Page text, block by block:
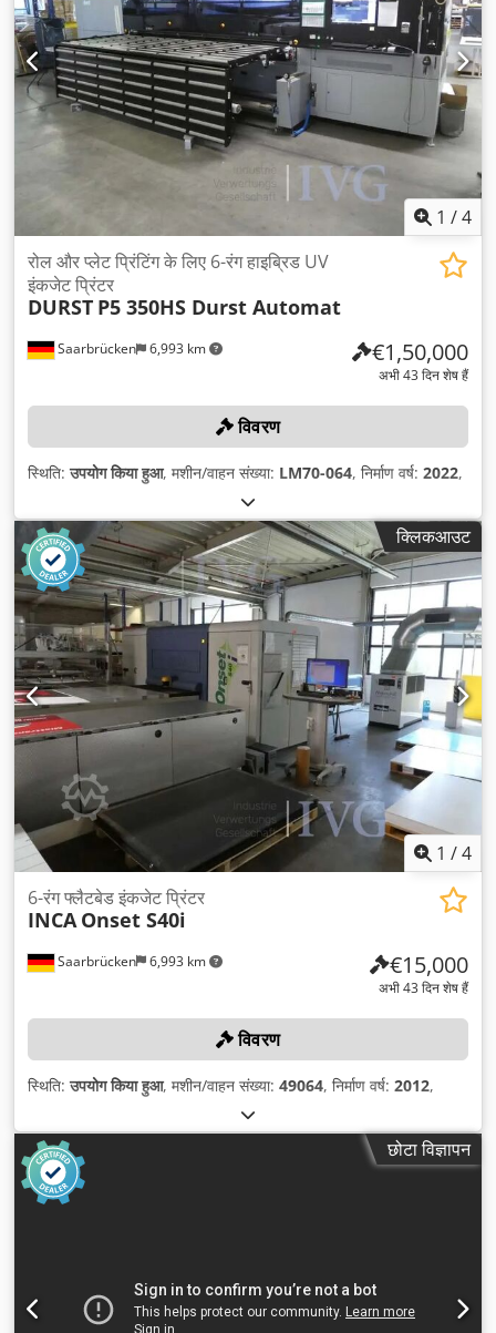
1 /4
Saarbrücken 6,993 km
रोल और प्लेट प्रिंटिंग के लिए 6-रंग हाइब्रिड UV
इंकजेट प्रिंटर
DURST P5 350HS Durst Automat
€1,50,000
अभी 43 दिन शेष हैं
विवरण
स्थिति:उपयोग किया हुआ, मशीन/वाहन संख्या: LM70-064, निर्माण वर्ष: 2022,
क्लिकआउट
1 /4
Saarbrücken 6,993 km
6-रंग फ्लैटबेड इंकजेट प्रिंटर
INCA Onset S40i
€15,000
अभी 43 दिन शेष हैं
विवरण
स्थिति:उपयोग किया हुआ, मशीन/वाहन संख्या: 49064, निर्माण वर्ष: 2012,
छोटा विज्ञापन